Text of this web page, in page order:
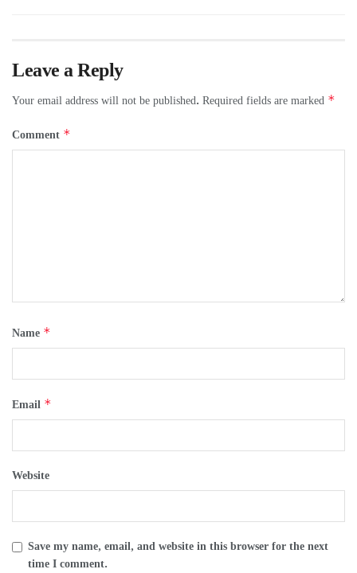
Leave a Reply
Your email address will not be published. Required fields are marked *
Comment *
Name *
Email *
Website
Save my name, email, and website in this browser for the next
time I comment.